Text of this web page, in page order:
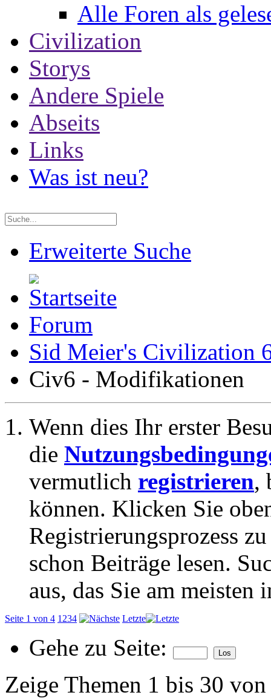
Alle Foren als
Civilization
Storys
Andere Spiele
Abseits
Links
Was ist neu?
Erweiterte Suche
Forum
Sid Meier's Civilization
Civ6 - Modifikationen
Wenn dies Ihr erster
die
vermutlich registrieren,
können. Klicken Sie
Registrierungsprozess
schon Beiträge lesen.
aus, das Sie am meisten
Seite 1 von 4 1 234 Letzte
Gehe zu Seite:
Zeige Themen 1 bis 30